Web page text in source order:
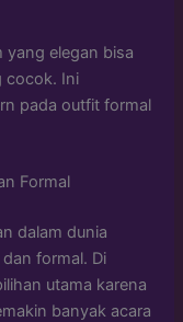
yang elegan bisa
cocok. Ini
pada outfit formal
Formal
dalam dunia
formal. Di
utama karena
banyak acara